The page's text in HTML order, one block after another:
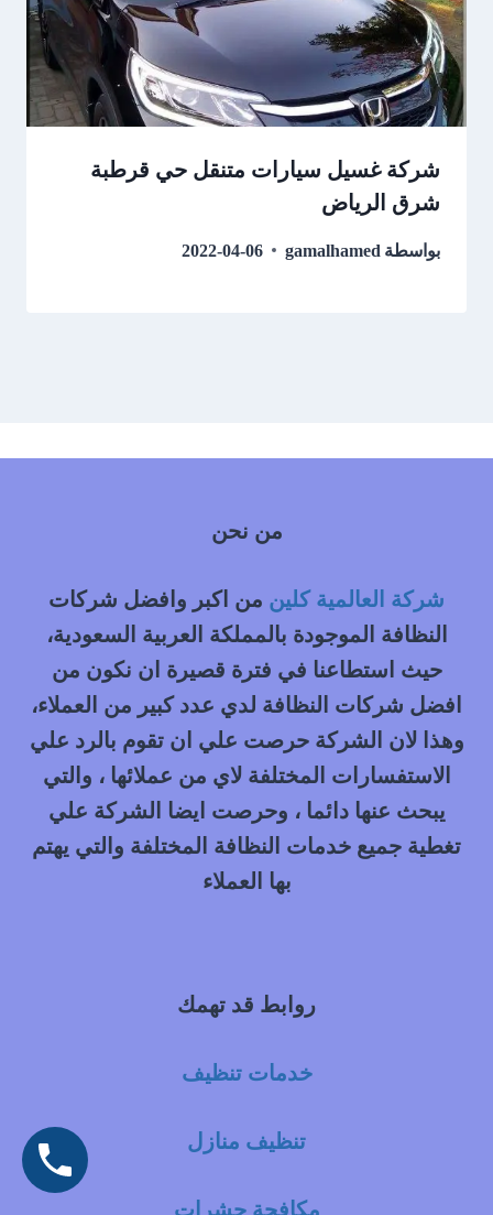
شركة غسيل سيارات متنقل حي قرطبة
شرق الرياض
بواسطة gamalhamed
2022-04-06
من نحن
شركة العالمية كلين من اكبر وافضل شركات
النظافة الموجودة بالمملكة العربية السعودية،
حيث استطاعنا في فترة قصيرة ان نكون من
افضل شركات النظافة لدي عدد كبير من العملاء،
وهذا لان الشركة حرصت علي ان تقوم بالرد علي
الاستفسارات المختلفة لاي من عملائها ، والتي
يبحث عنها دائما ، وحرصت ايضا الشركة علي
تغطية جميع خدمات النظافة المختلفة والتي يهتم
بها العملاء
روابط قد تهمك
خدمات تنظيف
تنظيف منازل
مكافحة حشرات